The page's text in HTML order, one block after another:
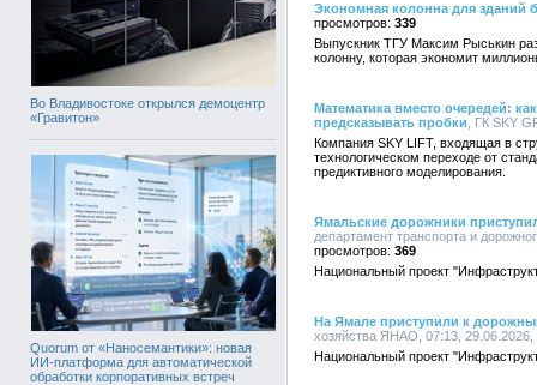
Во Владивостоке открылся демоцентр
«Гравитон»
Quorum от «Наносемантики»: новая
ИИ-платформа для автоматической
обработки корпоративных встреч
Экономная колонна для зданий
339
Выпускник ТГУ Максим Рыськин
колонну, которая экономит
Математика вместо очередей:
предсказывать пробки , ГК SKY
Компания SKY LIFT, входящая в
технологическом переходе от
предиктивного моделирования.
Ямальские дорожники
департамент транспорта и
369
Национальный проект
На Ямале приступили к
хозяйства ЯНАО, 07:13, 29.06.2026,
Национальный проект